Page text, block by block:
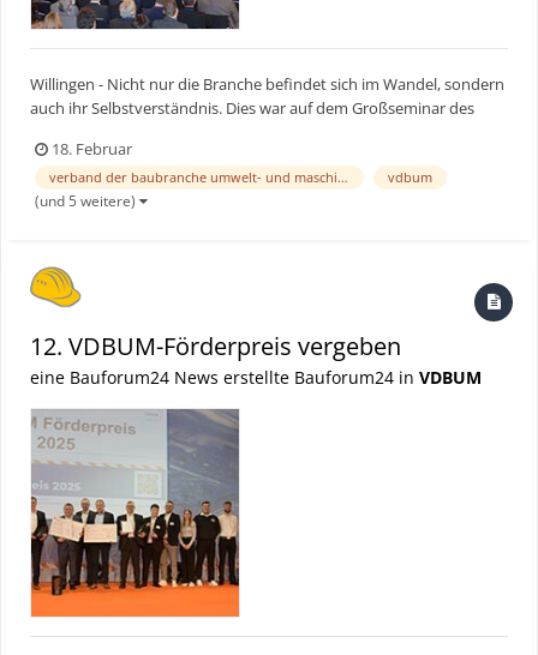
Willingen - Nicht nur die Branche befindet sich im Wandel, sondern
auch ihr Selbstverständnis. Dies war auf dem Großseminar des
(VDBUM) vom 10. bis 13. Februar in Willingen deutlich spürbar. Die
Rekordteilnahme an der Veranstaltung, die unt...
18. Februar
verband der baubranche umwelt- und maschinentechnik vdbum
(und 5 weitere)
12. VDBUM-Förderpreis vergeben
eine Bauforum24 News erstellte Bauforum24 in VDBUM